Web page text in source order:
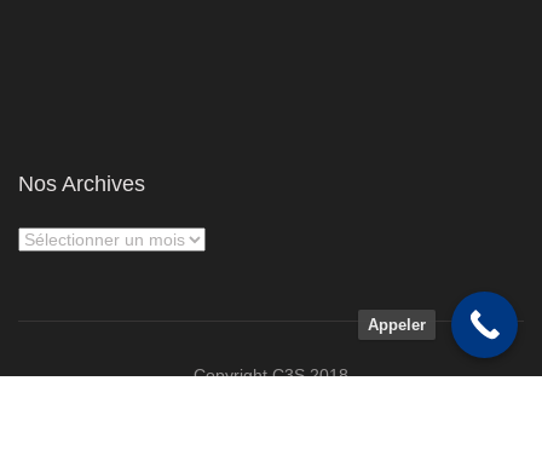
Nos Archives
Copyright C3S 2018
Appeler